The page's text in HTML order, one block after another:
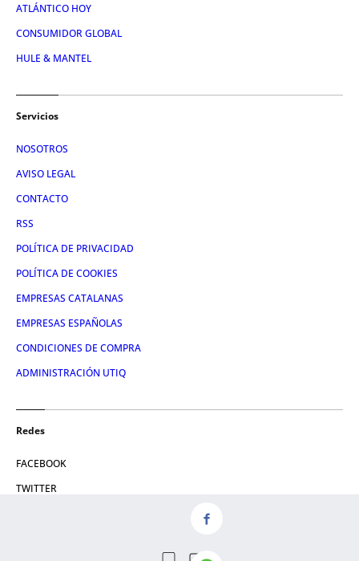
ATLÁNTICO HOY
CONSUMIDOR GLOBAL
HULE & MANTEL
Servicios
NOSOTROS
AVISO LEGAL
CONTACTO
RSS
POLÍTICA DE PRIVACIDAD
POLÍTICA DE COOKIES
EMPRESAS CATALANAS
EMPRESAS ESPAÑOLAS
CONDICIONES DE COMPRA
ADMINISTRACIÓN UTIQ
Redes
FACEBOOK
TWITTER